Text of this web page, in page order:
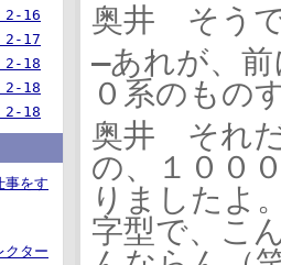
2-16
2-17
2-18
2-18
2-18
事をす
クター
奥井 そう
―あれが、
０系のもの
奥井 それ
の、１００
りましたよ
字型で、こ